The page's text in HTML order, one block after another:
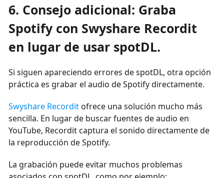
6. Consejo adicional: Graba
Spotify con Swyshare Recordit
en lugar de usar spotDL.
Si siguen apareciendo errores de spotDL, otra opción
práctica es grabar el audio de Spotify directamente.
Swyshare Recordit ofrece una solución mucho más
sencilla. En lugar de buscar fuentes de audio en
YouTube, Recordit captura el sonido directamente de
la reproducción de Spotify.
La grabación puede evitar muchos problemas